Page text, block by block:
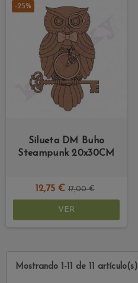
-25%
Silueta DM Buho
Steampunk 20x30CM
12,75 € 17,00 €
VER
Mostrando 1-11 de 11 artículo(s)